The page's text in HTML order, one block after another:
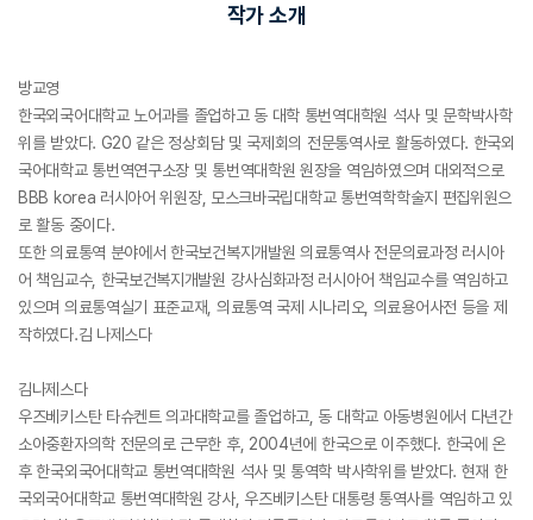
작가 소개
방교영
한국외국어대학교 노어과를 졸업하고 동 대학 통번역대학원 석사 및 문학박사학
위를 받았다. G20 같은 정상회담 및 국제회의 전문통역사로 활동하였다. 한국외
국어대학교 통번역연구소장 및 통번역대학원 원장을 역임하였으며 대외적으로
BBB korea 러시아어 위원장, 모스크바국립대학교 통번역학학술지 편집위원으
로 활동 중이다.
또한 의료통역 분야에서 한국보건복지개발원 의료통역사 전문의료과정 러시아
어 책임교수, 한국보건복지개발원 강사심화과정 러시아어 책임교수를 역임하고
있으며 의료통역실기 표준교재, 의료통역 국제 시나리오, 의료용어사전 등을 제
작하였다.김 나제스다
김나제스다
우즈베키스탄 타슈켄트 의과대학교를 졸업하고, 동 대학교 아동병원에서 다년간
소아중환자의학 전문의로 근무한 후, 2004년에 한국으로 이주했다. 한국에 온
후 한국외국어대학교 통번역대학원 석사 및 통역학 박사학위를 받았다. 현재 한
국외국어대학교 통번역대학원 강사, 우즈베키스탄 대통령 통역사를 역임하고 있